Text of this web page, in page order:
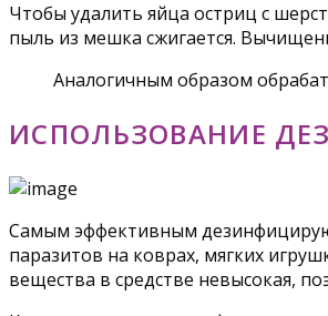
Чтобы удалить яйца остриц с
пыль из мешка сжигается.
Аналогичным образом
ИСПОЛЬЗОВАНИЕ
Самым эффективным
паразитов на коврах, мягких
вещества в средстве невысокая,